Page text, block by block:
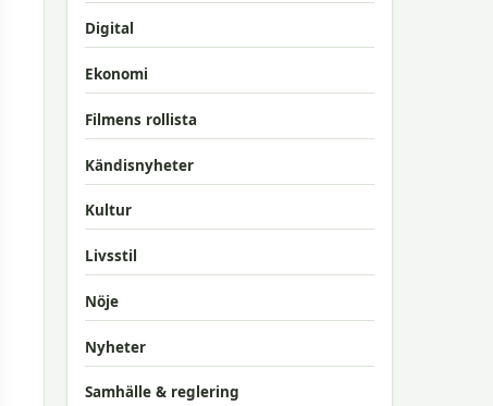
Digital
Ekonomi
Filmens rollista
Kändisnyheter
Kultur
Livsstil
Nöje
Nyheter
Samhälle & reglering